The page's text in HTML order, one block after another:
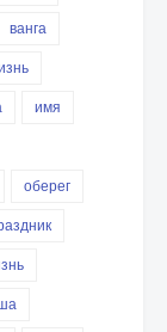
ванга
имя
оберег